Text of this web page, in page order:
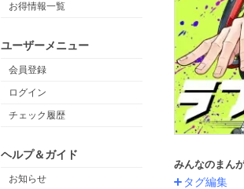
お得情報一覧
ユーザーメニュー
会員登録
ログイン
チェック履歴
ヘルプ＆ガイド
お知らせ
みんなのまん
タグ編集